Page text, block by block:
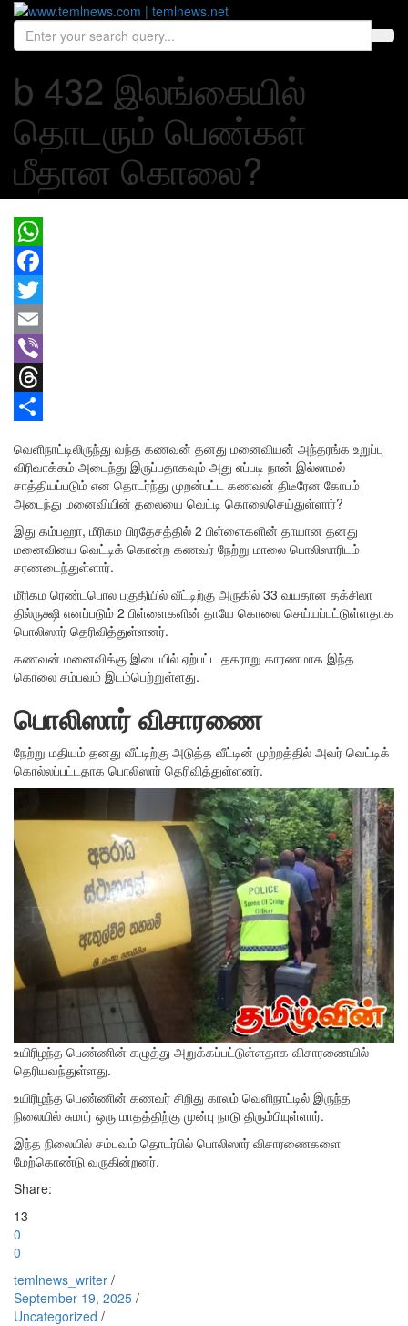
b 432 இலங்கையில்
தொடரும் பெண்கள்
மீதான கொலை?
WhatsApp
Facebook
Twitter
Email
Viber
Threads
வெளிநாட்டிலிருந்து வந்த கணவன் தனது மனைவியன் அந்தரங்க உறுப்பு
விரிவாக்கம் அடைந்து இருப்பதாகவும் அது எப்படி நான் இல்லாமல்
சாத்தியப்படும் என தொடர்ந்து முறன்பட்ட கணவன் திடீரேன கோபம்
அடைந்து மனைவியின் தலையை வெட்டி கொலைசெய்துள்ளார்?
இது கம்பஹா, மீரிகம பிரதேசத்தில் 2 பிள்ளைகளின் தாயான தனது
மனைவியை வெட்டிக் கொன்ற கணவர் நேற்று மாலை பொலிஸாரிடம்
சரணடைந்துள்ளார்.
மீரிகம ரெண்டபொல பகுதியில் வீட்டிற்கு அருகில் 33 வயதான தக்சிலா
தில்ருக்ஷி எனப்படும் 2 பிள்ளைகளின் தாயே கொலை செய்யப்பட்டுள்ளதாக
பொலிஸார் தெரிவித்துள்ளனர்.
கணவன் மனைவிக்கு இடையில் ஏற்பட்ட தகராறு காரணமாக இந்த
கொலை சம்பவம் இடம்பெற்றுள்ளது.
பொலிஸார் விசாரணை
நேற்று மதியம் தனது வீட்டிற்கு அடுத்த வீட்டின் முற்றத்தில் அவர் வெட்டிக்
கொல்லப்பட்டதாக பொலிஸார் தெரிவித்துள்ளனர்.
உயிரிழந்த பெண்ணின் கழுத்து அறுக்கப்பட்டுள்ளதாக விசாரணையில்
தெரியவந்துள்ளது.
உயிரிழந்த பெண்ணின் கணவர் சிறிது காலம் வெளிநாட்டில் இருந்த
நிலையில் சுமார் ஒரு மாதத்திற்கு முன்பு நாடு திரும்பியுள்ளார்.
இந்த நிலையில் சம்பவம் தொடர்பில் பொலிஸார் விசாரணைகளை
மேற்கொண்டு வருகின்றனர்.
Share:
13
0
0
temlnews_writer /
September 19, 2025 /
Uncategorized /